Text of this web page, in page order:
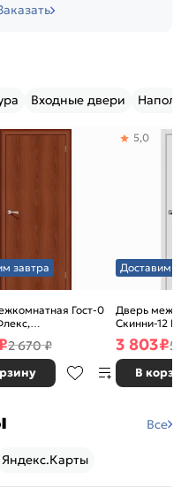
Входные двери
завтра
Гост-0
Л-11
глухая, каркасно-
2 670 ₽
Доставим
Дверь
Скинни-12
глухая,
5,0
3 803₽5
В
Все
Яндекс.Карты